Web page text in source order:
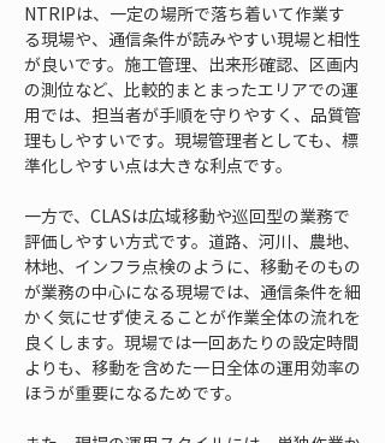
NTRIPは、一定の場所で落ち着いて作業す
る現場や、通信条件が読みやすい現場と相性
が良いです。施工管理、出来形確認、区画内
の測位など、比較的まとまったエリアでの運
用では、担当者が手順を守りやすく、品質管
理もしやすいです。現場管理者としても、標
準化しやすい点は大きな利点です。
一方で、CLASは広域移動や巡回型の業務で
評価しやすい方式です。道路、河川、農地、
林地、インフラ点検のように、移動そのもの
が業務の中心になる現場では、通信条件を細
かく気にせず使えることが作業全体の流れを
良くします。現場では一回あたりの設定時間
よりも、移動を含めた一日全体の運用効率の
ほうが重要になるためです。